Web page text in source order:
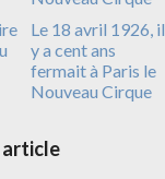
Le 18 avril 1926, il
y a cent ans
fermait à Paris le
Nouveau Cirque
article